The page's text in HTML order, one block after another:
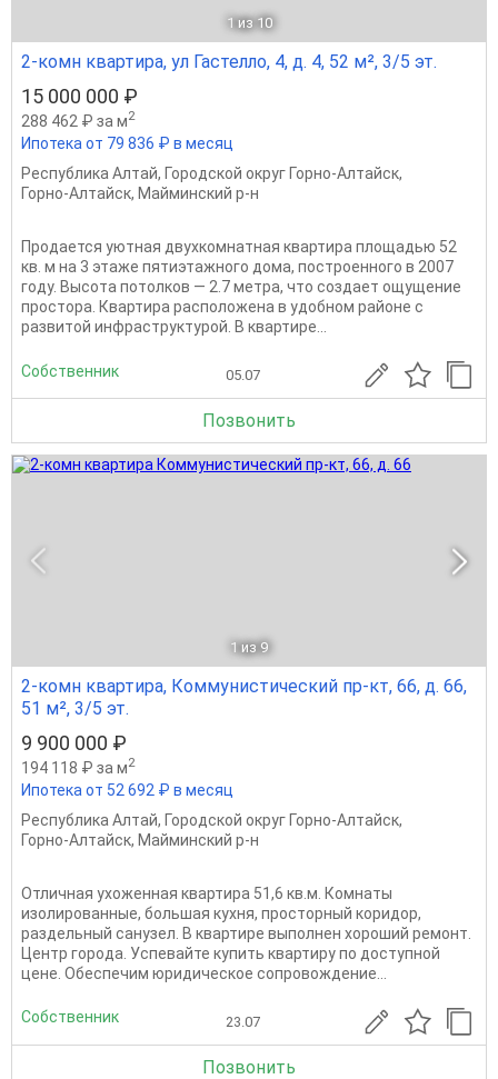
1 из 10
2-комн квартира, ул Гастелло, 4, д. 4, 52 м², 3/5 эт.
15 000 000 ₽
288 462 ₽ за м2
Ипотека от 79 836 ₽ в месяц
Республика Алтай, Городской округ Горно-Алтайск,
Горно-Алтайск, Майминский р-н
Продается уютная двухкомнатная квартира площадью 52
кв. м на 3 этаже пятиэтажного дома, построенного в 2007
году. Высота потолков — 2.7 метра, что создает ощущение
простора. Квартира расположена в удобном районе с
развитой инфраструктурой. В квартире...
Собственник 05.07
Позвонить
1 из 9
2-комн квартира, Коммунистический пр-кт, 66, д. 66,
51 м², 3/5 эт.
9 900 000 ₽
194 118 ₽ за м2
Ипотека от 52 692 ₽ в месяц
Республика Алтай, Городской округ Горно-Алтайск,
Горно-Алтайск, Майминский р-н
Отличная ухоженная квартира 51,6 кв.м. Комнаты
изолированные, большая кухня, просторный коридор,
раздельный санузел. В квартире выполнен хороший ремонт.
Центр города. Успевайте купить квартиру по доступной
цене. Обеспечим юридическое сопровождение...
Собственник 23.07
Позвонить